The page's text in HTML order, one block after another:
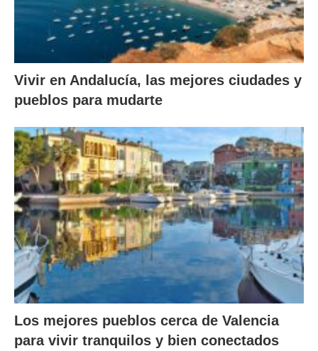
Vivir en Andalucía, las mejores ciudades y
pueblos para mudarte
Los mejores pueblos cerca de Valencia
para vivir tranquilos y bien conectados